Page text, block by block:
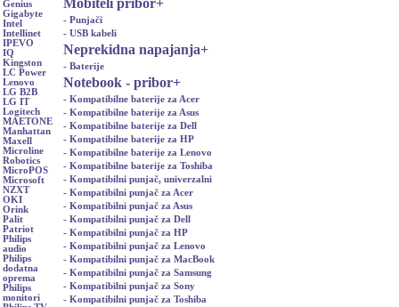
Genius
Gigabyte
Intel
Intellinet
IPEVO
IQ
Kingston
LC Power
Lenovo
LG B2B
LG IT
Logitech
MAETONE
Manhattan
Maxell
Microline
Robotics
MicroPOS
Microsoft
NZXT
OKI
Orink
Palit
Patriot
Philips
audio
Philips
dodatna
oprema
Philips
monitori
- Punjači
- USB kabeli
Neprekidna napajanja+
- Baterije
Notebook - pribor+
- Kompatibilne baterije za Acer
- Kompatibilne baterije za Asus
- Kompatibilne baterije za Dell
- Kompatibilne baterije za HP
- Kompatibilne baterije za Lenovo
- Kompatibilne baterije za Toshiba
- Kompatibilni punjač, univerzalni
- Kompatibilni punjač za Acer
- Kompatibilni punjač za Asus
- Kompatibilni punjač za Dell
- Kompatibilni punjač za HP
- Kompatibilni punjač za Lenovo
- Kompatibilni punjač za MacBook
- Kompatibilni punjač za Samsung
- Kompatibilni punjač za Sony
- Kompatibilni punjač za Toshiba